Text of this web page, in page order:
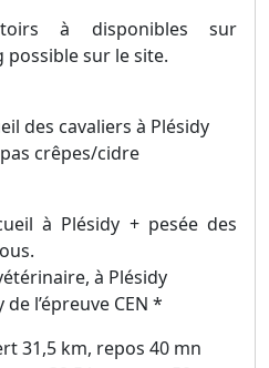
à disponibles sur
sur le site.
des cavaliers à Plésidy
crêpes/cidre
à Plésidy + pesée des
à Plésidy
l’épreuve CEN *
31,5 km, repos 40 mn